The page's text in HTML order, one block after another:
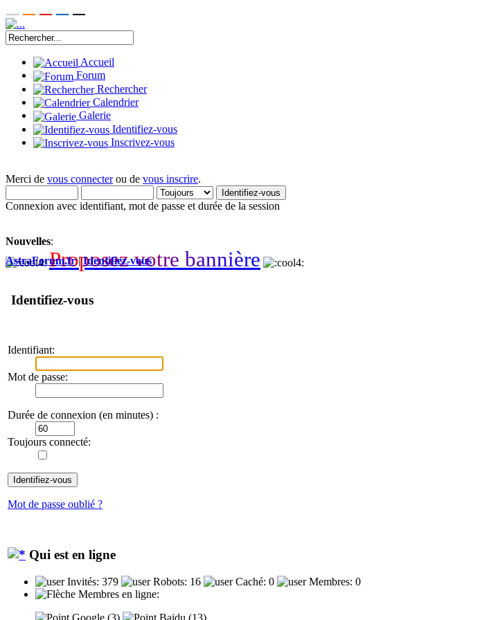
Accueil
Forum
Rechercher
Calendrier
Galerie
Identifiez-vous
Inscrivez-vous
Merci de vous connecterou de vous inscrire.
Connexion avec identifiant, mot de passe et durée de la session
Nouvelles:
Proposez votre bannière
AstraForum.fr|Identifiez-vous
Identifiez-vous
Identifiant:
Mot de passe:
Durée de connexion (en minutes) :
Toujours connecté:
Mot de passe oublié ?
Qui est en ligne
Invités: 379 Robots: 16 Caché: 0
Membres: 0
Membres en ligne:
Google (3)
Baidu (13)